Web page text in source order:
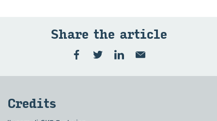
Share the ar­ti­cle
Cre­di­ts